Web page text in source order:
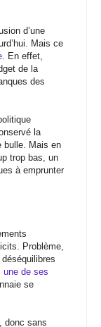
d’une
Mais ce
. En effet,
de la
des
la
bulle. Mais en
trop bas, un
à emprunter
Problème,
une de ses
se
, donc sans